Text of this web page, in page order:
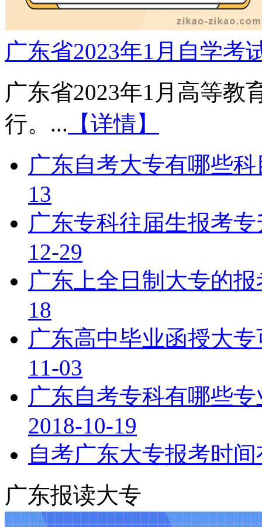
广东省2023年1月自学考
广东省2023年1月高等教
行。... 【详情】
广东自考大专有哪些
13
广东专科往届生报考
12-29
广东上全日制大专的
18
广东高中毕业函授大
11-03
广东自考专科有哪些
2018-10-19
自考广东大专报考时
广东报读大专